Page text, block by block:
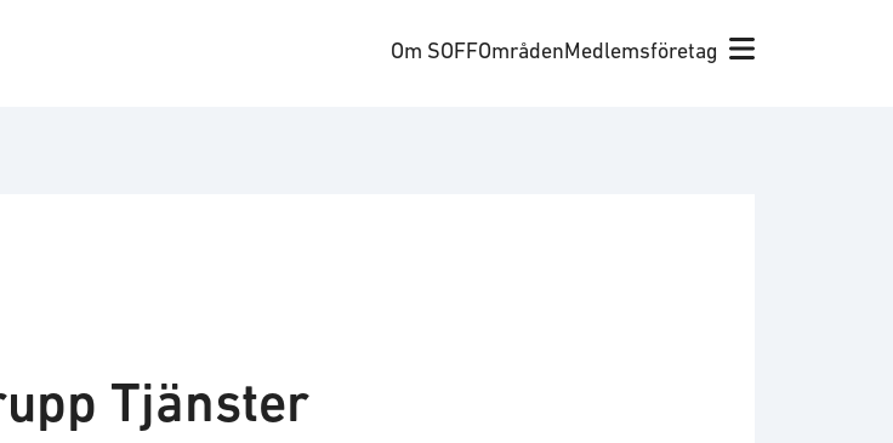
Om SOFFOmrådenMedlemsföretag
Tjänster